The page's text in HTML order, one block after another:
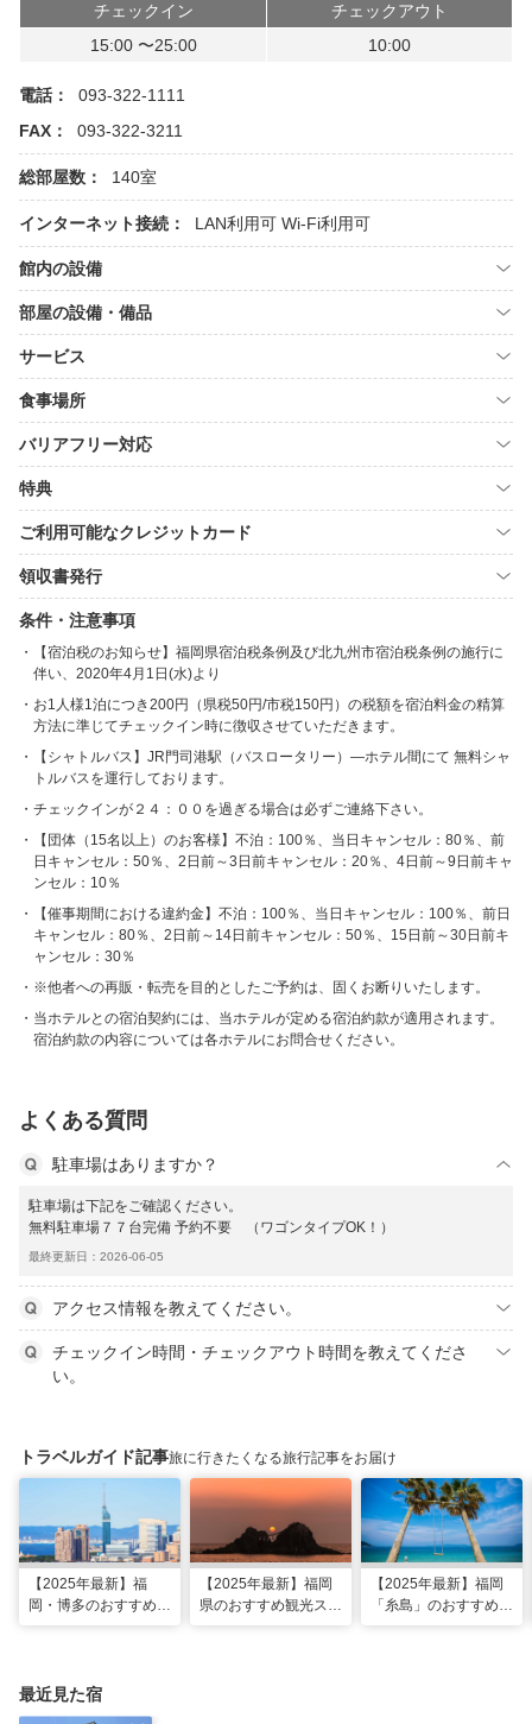
チェックイン
チェックアウト
15:00 〜25:00
10:00
電話：
093-322-1111
FAX：
093-322-3211
総部屋数： 140室
インターネット接続： LAN利用可 Wi-Fi利用可
館内の設備
部屋の設備・備品
サービス
食事場所
バリアフリー対応
特典
ご利用可能なクレジットカード
領収書発行
条件・注意事項
【宿泊税のお知らせ】福岡県宿泊税条例及び北九州市宿泊税条例の施行に
伴い、2020年4月1日(水)より
お1人様1泊につき200円（県税50円/市税150円）の税額を宿泊料金の精算
方法に準じてチェックイン時に徴収させていただきます。
【シャトルバス】JR門司港駅（バスロータリー）―ホテル間にて 無料シャ
トルバスを運行しております。
チェックインが２４：００を過ぎる場合は必ずご連絡下さい。
【団体（15名以上）のお客様】不泊：100％、当日キャンセル：80％、前
日キャンセル：50％、2日前～3日前キャンセル：20％、4日前～9日前キャ
ンセル：10％
【催事期間における違約金】不泊：100％、当日キャンセル：100％、前日
キャンセル：80％、2日前～14日前キャンセル：50％、15日前～30日前キ
ャンセル：30％
※他者への再販・転売を目的としたご予約は、固くお断りいたします。
当ホテルとの宿泊契約には、当ホテルが定める宿泊約款が適用されます。
宿泊約款の内容については各ホテルにお問合せください。
よくある質問
駐車場はありますか？
駐車場は下記をご確認ください。
無料駐車場７７台完備 予約不要 （ワゴンタイプOK！）
最終更新日：2026-06-05
アクセス情報を教えてください。
チェックイン時間・チェックアウト時間を教えてくださ
い。
トラベルガイド記事旅に行きたくなる旅行記事をお届け
【2025年最新】福
岡・博多のおすすめ観
【2025年最新】福岡
県のおすすめ観光スポ
【2025年最新】福岡
「糸島」のおすすめ観
最近見た宿